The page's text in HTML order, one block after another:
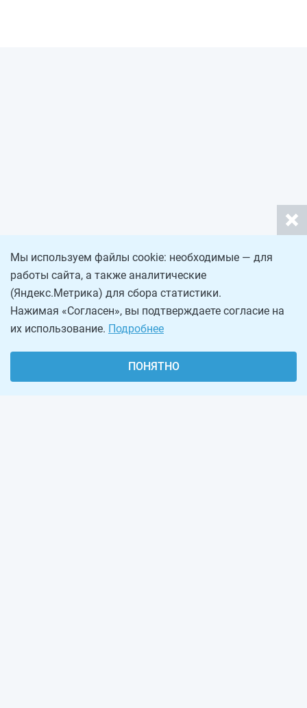
Мы используем файлы cookie: необходимые — для
работы сайта, а также аналитические
(Яндекс.Метрика) для сбора статистики.
Нажимая «Согласен», вы подтверждаете согласие на
их использование. Подробнее
ПОНЯТНО